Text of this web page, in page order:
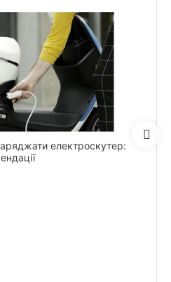
електроскутер:
Як